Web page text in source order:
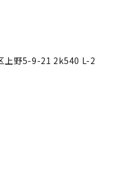
上野5-9-21 2k540 L-2